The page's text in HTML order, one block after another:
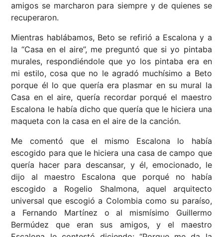
amigos se marcharon para siempre y de quienes se
recuperaron.
Mientras hablábamos, Beto se refirió a Escalona y a
la “Casa en el aire”, me preguntó que si yo pintaba
murales, respondiéndole que yo los pintaba era en
mi estilo, cosa que no le agradó muchísimo a Beto
porque él lo que quería era plasmar en su mural la
Casa en el aire, quería recordar porqué el maestro
Escalona le había dicho que quería que le hiciera una
maqueta con la casa en el aire de la canción.
Me comentó que el mismo Escalona lo había
escogido para que le hiciera una casa de campo que
quería hacer para descansar, y él, emocionado, le
dijo al maestro Escalona que porqué no había
escogido a Rogelio Shalmona, aquel arquitecto
universal que escogió a Colombia como su paraíso,
a Fernando Martínez o al mismísimo Guillermo
Bermúdez que eran sus amigos, y el maestro